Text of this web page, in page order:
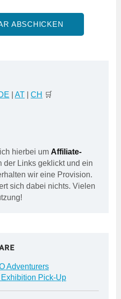
AT CH 🛒
hierbei um Affiliate-
der Links geklickt und ein
wir eine Provision.
sich dabei nichts. Vielen
Adventurers
Pick-Up